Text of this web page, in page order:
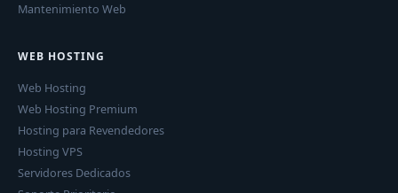
Mantenimiento Web
WEB HOSTING
Web Hosting
Web Hosting Premium
Hosting para Revendedores
Hosting VPS
Servidores Dedicados